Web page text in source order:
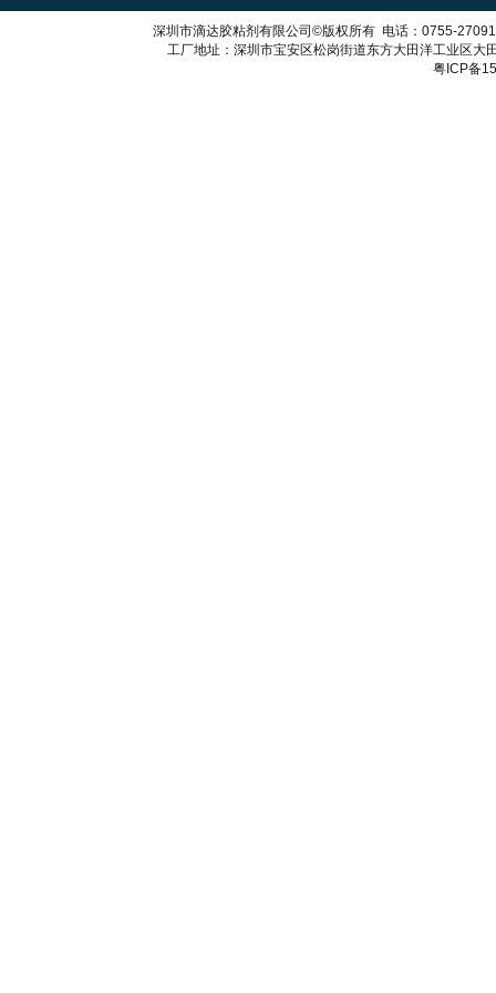
深圳市滴达胶粘剂有限公司 ©版权所有 电话： 0755-
工厂地址：深圳市宝安区松岗街道东方大田洋工业区大
粤ICP备